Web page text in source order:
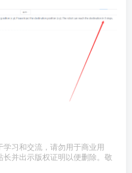
习和交流，请勿用于商业用
并出示版权证明以便删除。敬